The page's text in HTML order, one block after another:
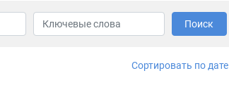
Поиск
Сортировать по дате